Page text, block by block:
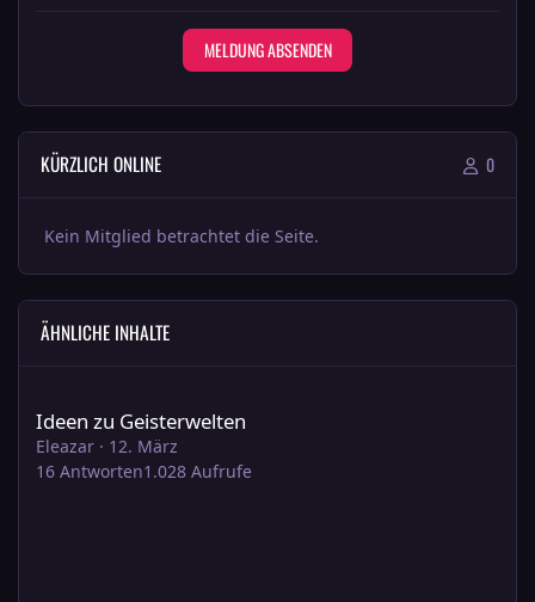
MELDUNG ABSENDEN
KÜRZLICH ONLINE 0
Kein Mitglied betrachtet die Seite.
ÄHNLICHE INHALTE
Ideen zu Geisterwelten
Eleazar · 12. März
16 Antworten1.028 Aufrufe